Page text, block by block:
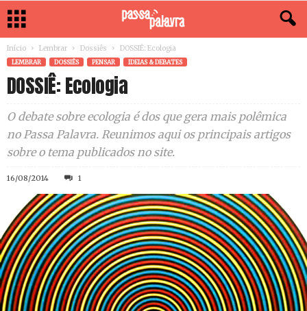
Início Lembrar Dossiês DOSSIÊ: Ecologia
LEMBRAR DOSSIÊS PENSAR IDEIAS & DEBATES
DOSSIÊ: Ecologia
O debate sobre ecologia é dos que gera mais polêmica
no Passa Palavra. Reunimos aqui os principais artigos
sobre o tema publicados no site.
16/08/2014 1